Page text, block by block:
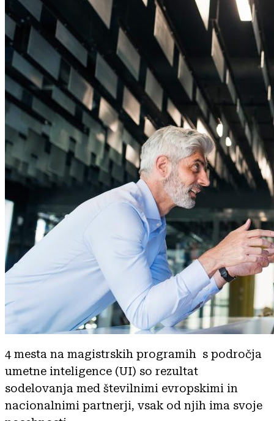
4 mesta na magistrskih programih s področja
umetne inteligence (UI) so rezultat
sodelovanja med številnimi evropskimi in
nacionalnimi partnerji, vsak od njih ima svoje